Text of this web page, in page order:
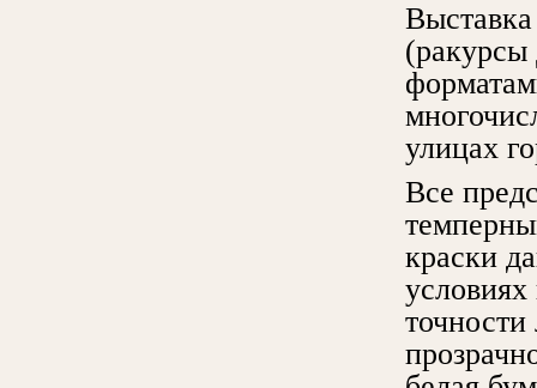
улицах
Все
краски
условиях